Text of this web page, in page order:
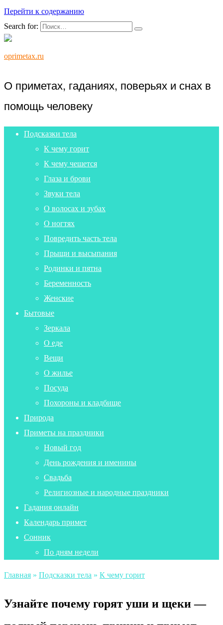
Перейти к содержанию
Search for:
oprimetax.ru
О приметах, гаданиях, поверьях и снах в
помощь человеку
Подсказки тела
К чему горит
К чему чешется
Глаза и брови
Звуки тела
О волосах и зубах
О ногтях
Повредить часть тела
Прыщи и высыпания
Родинки и пятна
Беременность
Женские
Бытовые
Зеркала
О еде
Вещи
О жилье
Посуда
Похороны и кладбище
Природа
Приметы на праздники
Новый год
День рождения и именины
Свадьба
Религиозные и народные праздники
Гадания онлайн
Календарь примет
Сонник
По дням недели
Главная » Подсказки тела » К чему горит
Узнайте почему горят уши и щеки —